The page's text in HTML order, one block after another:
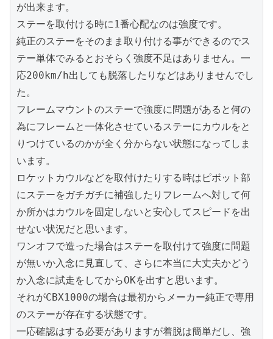
が出来ます。
ステーを取付ける時に1番心配なのは強度です。
純正のステーをそのまま取り付ける事ができるのでス
テー単体でみるとおそらく強度不足はありません。一
応200km/h出しても脱落したりなどはありませんでし
た。
フレームマウントのステーで強度に問題があると何の
為にフレームと一体化させているステーにカウルをと
りつけているのかが全く分からない状態になってしま
います。
ロケットカウルなどを取付けたりする時はピボット部
にステーをガチガチに補強したりフレームへ対して何
か所かはカウルを固定しないと安心してスピードを出
せない状況だと思います。
ワンオフで造った場合はステーを取付けて強度に問題
が無いか入念に見直して、さらに本当に大丈夫かどう
か入念に試走をしてからOKを出すと思います。
それがCBX1000の場合は最初からメーカー純正で専用
のステーが存在する状態です。
一応確認はする必要がありますが着脱は簡単だし、強